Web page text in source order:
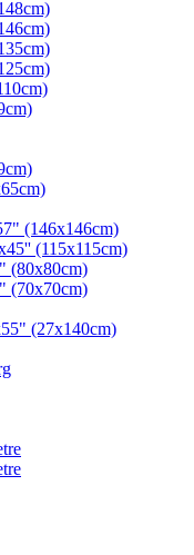
(146x146cm)
(115x115cm)
(80x80cm)
(70x70cm)
(27x140cm)